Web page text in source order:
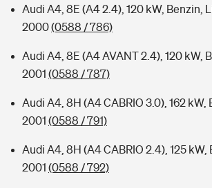
Audi A4, 8E (A4 2.4), 120 kW, Benzin,
2000(0588 / 786)
Audi A4, 8E (A4 AVANT 2.4), 120 kW,
2001 (0588 / 787)
Audi A4, 8H (A4 CABRIO 3.0), 162 kW,
2001 (0588 / 791)
Audi A4, 8H (A4 CABRIO 2.4), 125 kW,
2001 (0588 / 792)